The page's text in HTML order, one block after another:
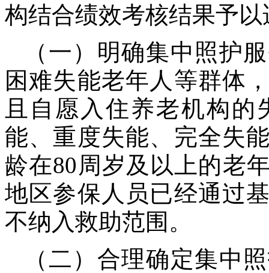
构结合绩效考核结果予
（一）明确集中照护
困难失能老年人等群体
且自愿入住养老机构
能、重度失能、完全失
龄在80周岁及以上的老
地区参保人员已经通过
不纳入救助范围。
（二）合理确定集中